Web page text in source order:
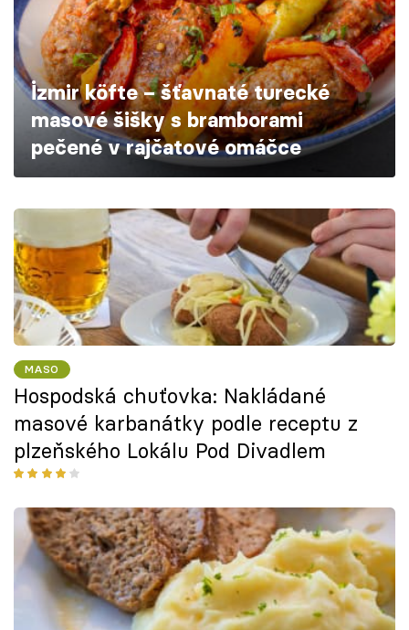
Škola vaření
Recepty z TV
Speciál: Cuketa
Těhotnej kuchař
Přihlášení
Sledujte nás
İzmir köfte – šťavnaté turecké
masové šišky s bramborami
pečené v rajčatové omáčce
MASO
Hospodská chuťovka: Nakládané
masové karbanátky podle receptu z
plzeňského Lokálu Pod Divadlem